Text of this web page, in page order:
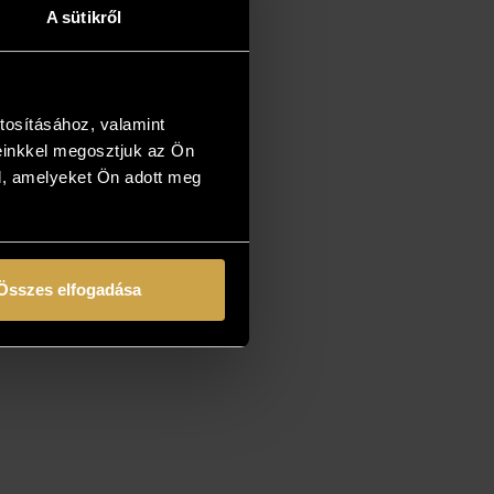
A sütikről
valamint
megosztjuk az Ön
amelyeket Ön adott meg
elfogadása